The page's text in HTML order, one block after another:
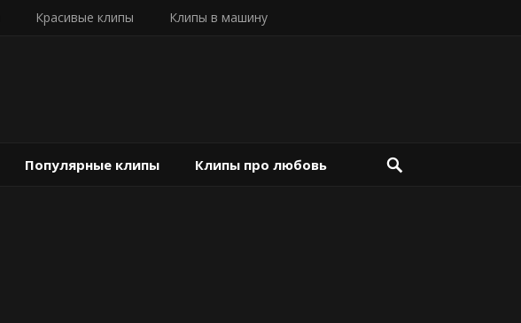
Красивые клипы Клипы в машину
Популярные клипы Клипы про любовь